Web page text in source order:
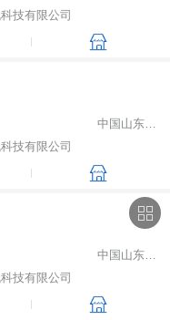
技有限公司
中国山东省潍坊市
技有限公司
中国山东省潍坊市
技有限公司